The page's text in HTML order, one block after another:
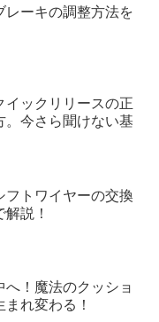
レーキの調整方法を
イックリリースの正
。今さら聞けない基
フトワイヤーの交換
説！
！魔法のクッショ
れ変わる！